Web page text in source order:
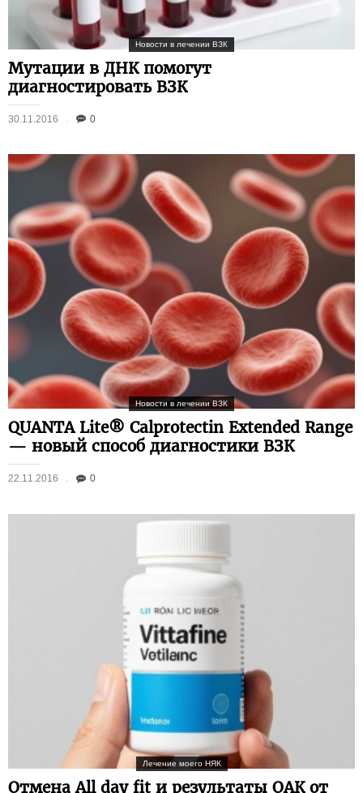
Новости в лечении ВЗК
Мутации в ДНК помогут
диагностировать ВЗК
30.11.2016 0
Новости в лечении ВЗК
QUANTA Lite® Calprotectin Extended Range
— новый способ диагностики ВЗК
22.11.2016 0
Лечение моего НЯК
Отмена All day fit и результаты ОАК от